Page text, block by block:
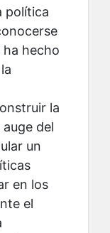
política
hecho
la
del
un
en los
el